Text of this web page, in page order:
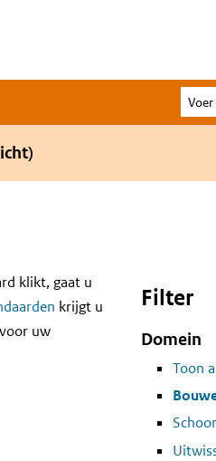
Voer
uw
klikt, gaat u
krijgt u
uw
Filter
Domein
Toon